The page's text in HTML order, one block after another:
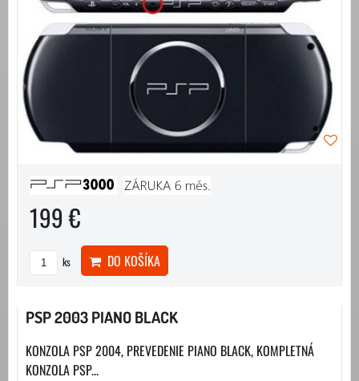
199 €
ks DO KOŠÍKA
PSP 2003 PIANO BLACK
KONZOLA PSP 2004, PREVEDENIE PIANO BLACK, KOMPLETNÁ
KONZOLA PSP...